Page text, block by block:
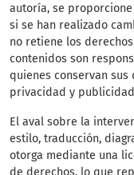
autoría, se
si se han realizado
no retiene los
contenidos son
quienes conservan
privacidad y
El aval sobre la
estilo, traducción,
otorga mediante una